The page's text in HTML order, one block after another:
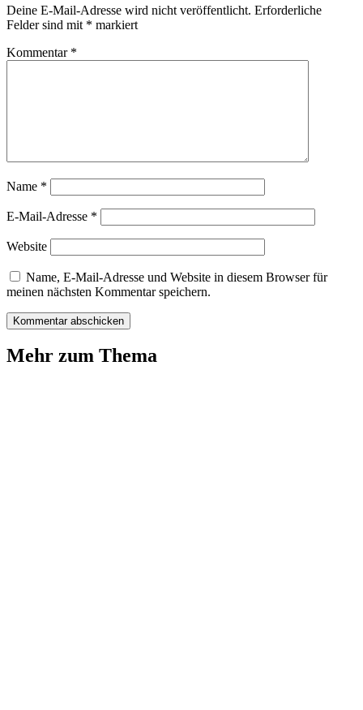
Deine E-Mail-Adresse wird nicht veröffentlicht. Erforderliche
Felder sind mit * markiert
Kommentar *
Name *
E-Mail-Adresse *
Website
Name, E-Mail-Adresse und Website in diesem Browser für
meinen nächsten Kommentar speichern.
Mehr zum Thema